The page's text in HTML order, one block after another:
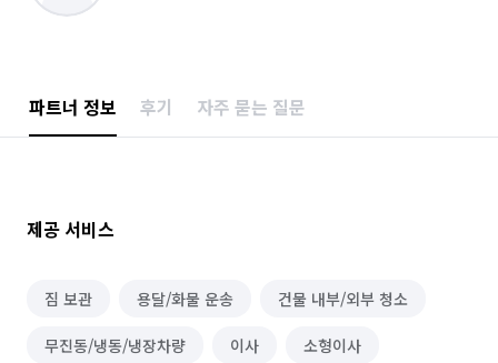
파트너 정보 후기 자주 묻는 질문
제공 서비스
짐 보관 용달/화물 운송 건물 내부/외부 청소
무진동/냉동/냉장차량 이사 소형이사